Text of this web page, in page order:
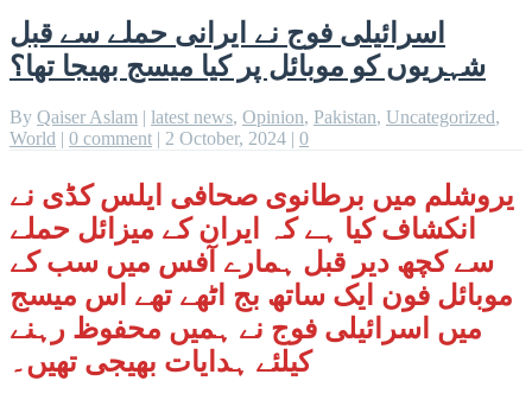
اسرائیلی فوج نے ایرانی حملے سے قبل
شہریوں کو موبائل پر کیا میسج بھیجا تھا؟
By Qaiser Aslam | latest news, Opinion, Pakistan, Uncategorized,
World | 0 comment | 2 October, 2024 | 0
یروشلم میں برطانوی صحافی ایلس کڈی نے
انکشاف کیا ہے کہ ایران کے میزائل حملے
سے کچھ دیر قبل ہمارے آفس میں سب کے
موبائل فون ایک ساتھ بج اٹھے تھے اس میسج
میں اسرائیلی فوج نے ہمیں محفوظ رہنے
کیلئے ہدایات بھیجی تھیں۔